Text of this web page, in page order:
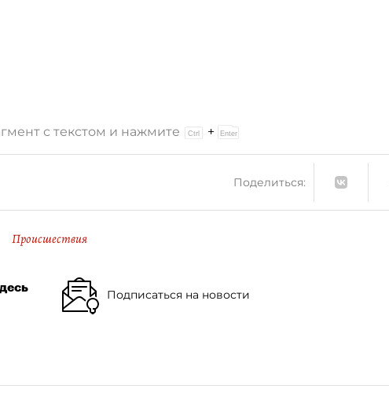
с текстом и нажмите +
Поделиться:
Происшествия
Подписаться на новости